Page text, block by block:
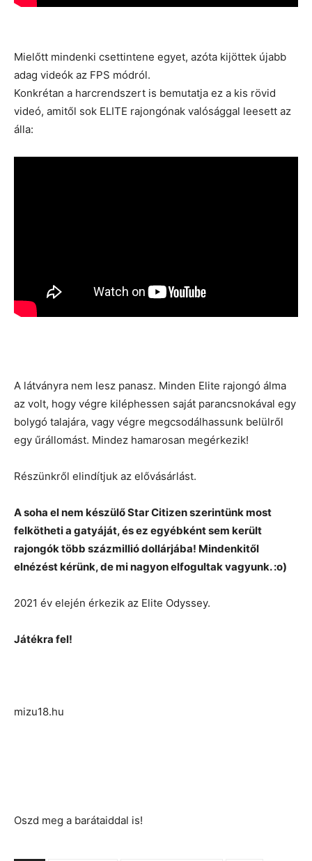
Mielőtt mindenki csettintene egyet, azóta kijöttek újabb
adag videók az FPS módról.
Konkrétan a harcrendszert is bemutatja ez a kis rövid
videó, amitől sok ELITE rajongónak valósággal leesett az
álla:
A látványra nem lesz panasz. Minden Elite rajongó álma
az volt, hogy végre kiléphessen saját parancsnokával egy
bolygó talajára, vagy végre megcsodálhassunk belülről
egy űrállomást. Mindez hamarosan megérkezik!
Részünkről elindítjuk az elővásárlást.
A soha el nem készülő Star Citizen szerintünk most
felkötheti a gatyáját, és ez egyébként sem került
rajongók több százmillió dollárjába! Mindenkitől
elnézést kérünk, de mi nagyon elfogultak vagyunk. :o)
2021 év elején érkezik az Elite Odyssey.
Játékra fel!
mizu18.hu
Oszd meg a barátaiddal is!